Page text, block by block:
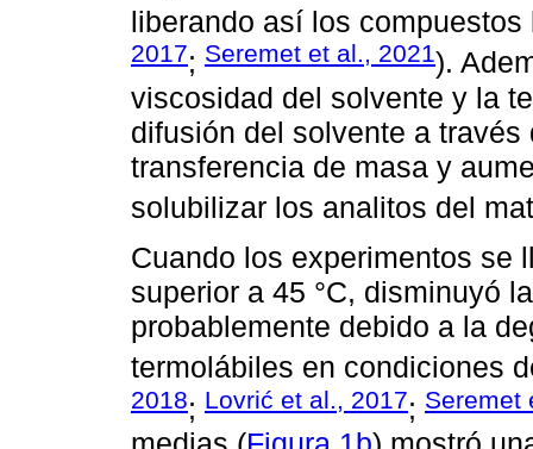
liberando así los
2017; Seremet et al., 2021).
viscosidad del solvente y la
difusión del solvente a
transferencia de masa y
solubilizar los analitos del
Cuando los experimentos se
superior a 45 °C, disminuyó
probablemente debido a la
termolábiles en condiciones
2018; Lovrić et al., 2017; Seremet